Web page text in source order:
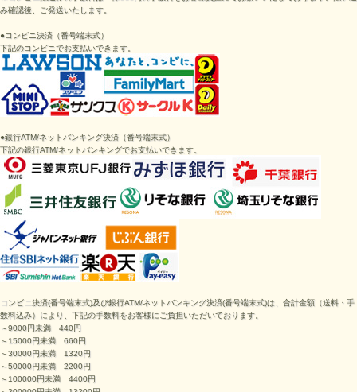
み確認後、ご発送いたします。
●コンビニ決済（番号端末式）
下記のコンビニでお支払いできます。
●銀行ATM/ネットバンキング決済 （番号端末式）
下記の銀行ATM/ネットバンキングでお支払いできます。
コンビニ決済(番号端末式)及び銀行ATM/ネットバンキング決済(番号端末式)は、 合計金額（送料・手
数料込み）により、下記の手数料をお客様にご負担いただいております。
～9000円未満 440円
～15000円未満 660円
～30000円未満 1320円
～50000円未満 2200円
～100000円未満 4400円